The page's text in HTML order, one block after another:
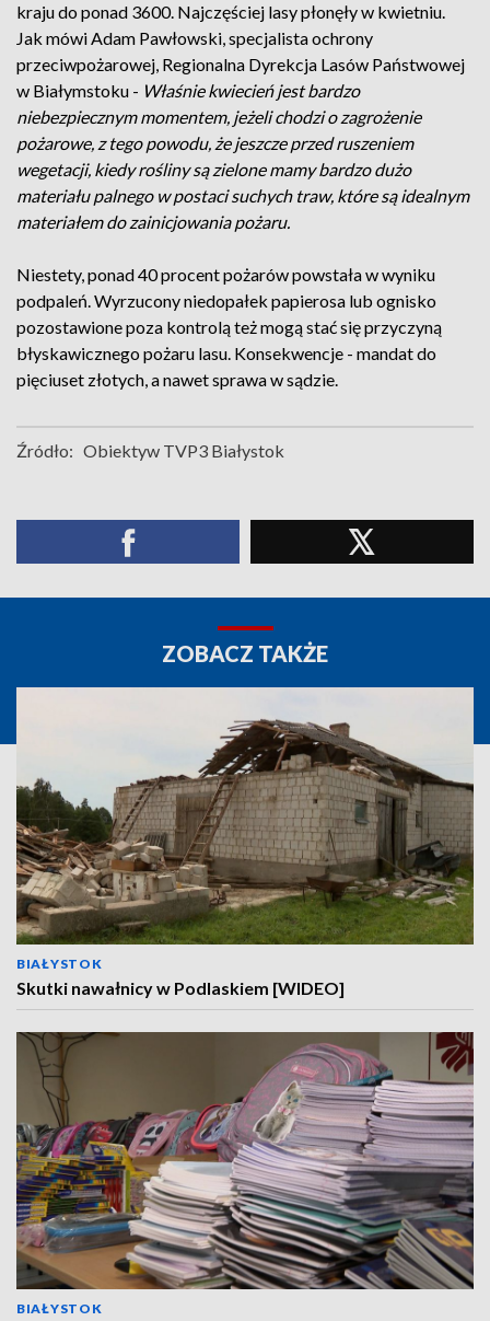
kraju do ponad 3600. Najczęściej lasy płonęły w kwietniu.
Jak mówi Adam Pawłowski, specjalista ochrony
przeciwpożarowej, Regionalna Dyrekcja Lasów Państwowej
w Białymstoku - Właśnie kwiecień jest bardzo
niebezpiecznym momentem, jeżeli chodzi o zagrożenie
pożarowe, z tego powodu, że jeszcze przed ruszeniem
wegetacji, kiedy rośliny są zielone mamy bardzo dużo
materiału palnego w postaci suchych traw, które są idealnym
materiałem do zainicjowania pożaru.
Niestety, ponad 40 procent pożarów powstała w wyniku
podpaleń. Wyrzucony niedopałek papierosa lub ognisko
pozostawione poza kontrolą też mogą stać się przyczyną
błyskawicznego pożaru lasu. Konsekwencje - mandat do
pięciuset złotych, a nawet sprawa w sądzie.
Źródło: Obiektyw TVP3 Białystok
ZOBACZ TAKŻE
BIAŁYSTOK
Skutki nawałnicy w Podlaskiem [WIDEO]
BIAŁYSTOK